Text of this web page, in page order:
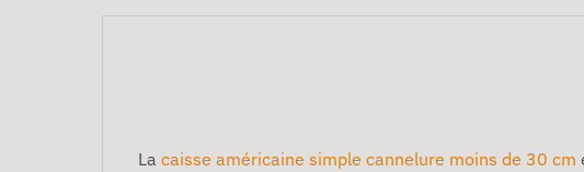
La caisse américaine simple cannelure moins de 30 cm